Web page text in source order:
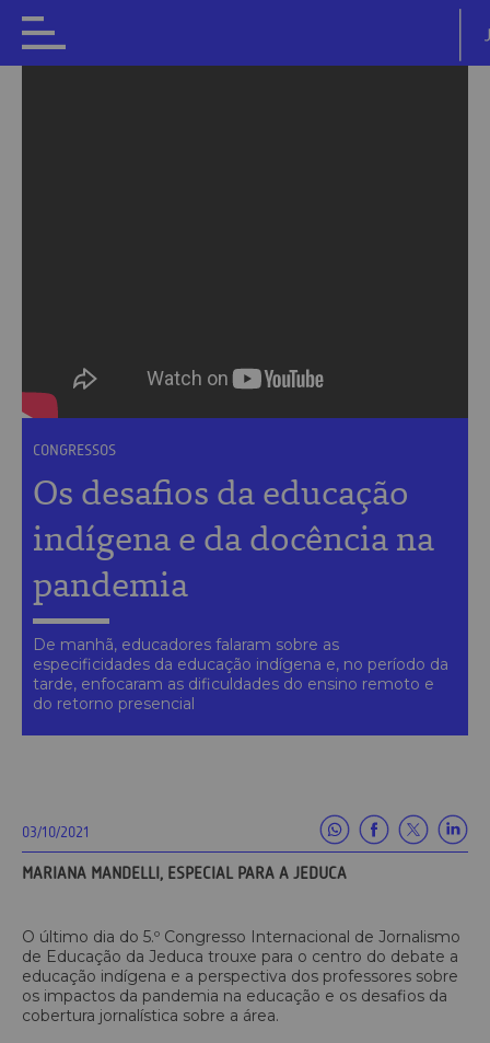
CONGRESSOS
Os desafios da educação
indígena e da docência na
pandemia
De manhã, educadores falaram sobre as
especificidades da educação indígena e, no período da
tarde, enfocaram as dificuldades do ensino remoto e
do retorno presencial
03/10/2021
MARIANA MANDELLI, ESPECIAL PARA A JEDUCA
O último dia do 5.º Congresso Internacional de Jornalismo
de Educação da Jeduca trouxe para o centro do debate a
educação indígena e a perspectiva dos professores sobre
os impactos da pandemia na educação e os desafios da
cobertura jornalística sobre a área.